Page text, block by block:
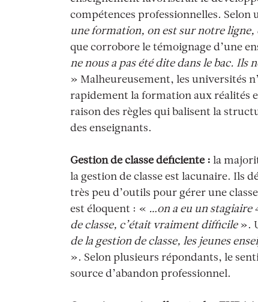
compétences professionnelles.
une formation, on est sur notre
que corrobore le témoignage d’une
ne nous a pas été dite dans le bac. Ils
» Malheureusement, les universités
rapidement la formation aux réalités
raison des règles qui balisent la
des enseignants.
Gestion de classe déficiente : la
la gestion de classe est lacunaire. Ils
très peu d’outils pour gérer une
est éloquent : « …on a eu un stagiaire
de classe, c’était vraiment difficile».
de la gestion de classe, les jeunes
». Selon plusieurs répondants, le
source d’abandon professionnel.